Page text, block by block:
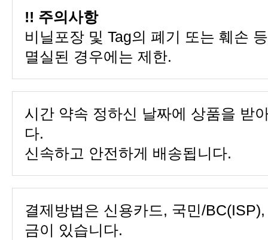
!! 주의사항
멸실된 경우에는 제한.
다.
신속하고 안전하게 배송됩니다.
금이 있습니다.